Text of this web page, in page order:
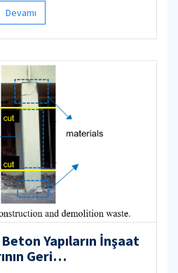
Devamı
Yapıların İnşaat
Geri